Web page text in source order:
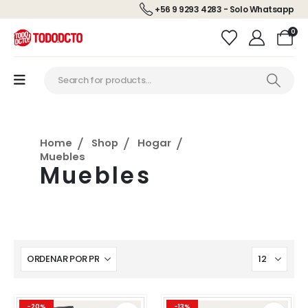
+56 9 9293 4283 - Solo Whatsapp
0
Home Shop
Hogar
Muebles
Muebles
Este
Este